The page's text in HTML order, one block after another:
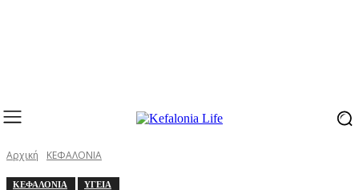
Αρχική ΚΕΦΑΛΟΝΙΑ
ΚΕΦΑΛΟΝΙΑ ΥΓΕΙΑ